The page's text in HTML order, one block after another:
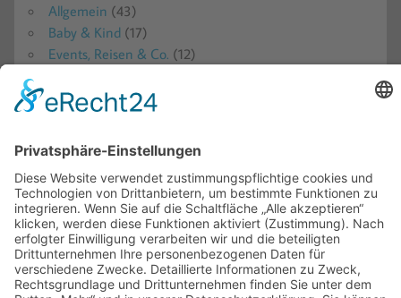
Allgemein (43)
Baby & Kind (17)
Events, Reisen & Co. (12)
Haus & Garten(66)
Produkttests(471)
Ratgeber (11)
Shoptests(14)
Sonstiges(35)
Spielen & Lernen(28)
Süßes & Saures(15)
Technik(142)